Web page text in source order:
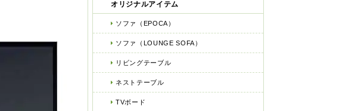
オリジナルアイテム
ソファ（EPOCA）
ソファ（LOUNGE SOFA）
リビングテーブル
ネストテーブル
TVボード